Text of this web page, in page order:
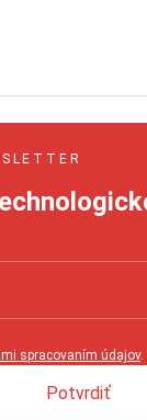
spracovaním údajov.
Potvrdiť